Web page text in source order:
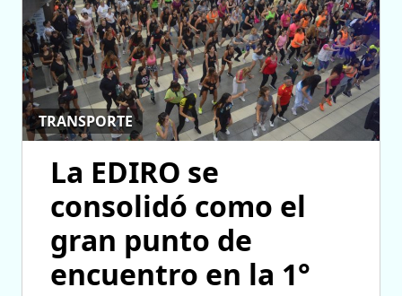
TRANSPORTE
La EDIRO se
consolidó como el
gran punto de
encuentro en la 1°